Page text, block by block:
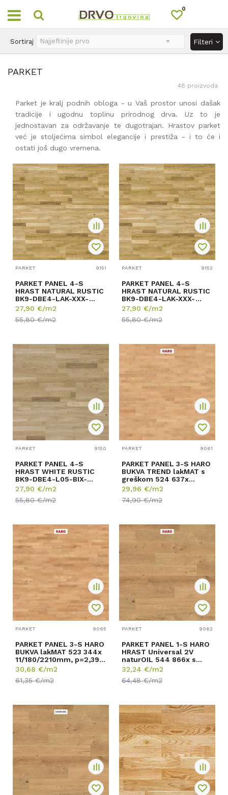
0
PARKET
Sortiraj Filteri
48 proizvoda
Parket je kralj podnih obloga - u Vaš prostor unosi dašak
tradicije i ugodnu toplinu prirodnog drva. Uz to je
jednostavan za održavanje te dugotrajan. Hrastov parket
već je stoljećima simbol elegancije i prestiža - i to će i
ostati još dugo vremena.
PARKET 9151
PARKET PANEL 4-S
HRAST NATURAL RUSTIC
BK9-DBE4-LAK-XXX-
D14207-R
14/207/2200mm p=...
27,90 €/m2
55,80€/m2
PARKET 9152
PARKET PANEL 4-S
HRAST NATURAL RUSTIC
BK9-DBE4-LAK-XXX-
K14207-R
14/207/1092mm p=...
27,90 €/m2
55,80€/m2
PARKET 9150
PARKET PANEL 4-S
HRAST WHITE RUSTIC
BK9-DBE4-L05-BIX-
D14207-R
14/207/2200mm p=3,...
27,90 €/m2
55,80€/m2
PARKET 9061
PARKET PANEL 3-S HARO
BUKVA TREND lakMAT s
greškom 524 637x
13,5/180/2200mm, ...
29,96 €/m2
74,90€/m2
PARKET 9065
PARKET PANEL 3-S HARO
BUKVA lakMAT 523 344x
11/180/2210mm, p=2,39
m2
30,68 €/m2
61,35€/m2
PARKET 9062
PARKET PANEL 1-S HARO
HRAST Universal 2V
naturOIL 544 866x s
greškom 11/180/1...
32,24 €/m2
64,48€/m2